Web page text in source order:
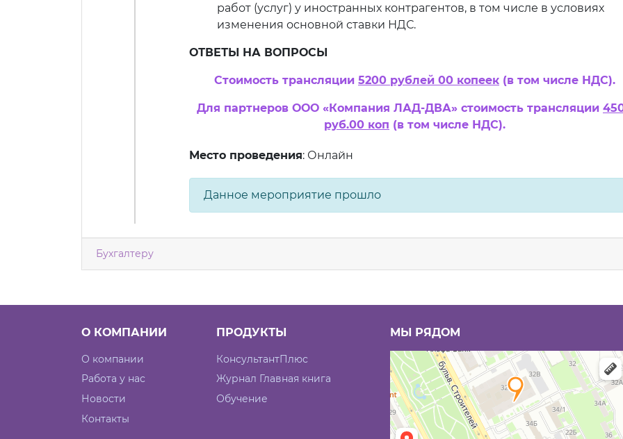
работ (услуг) у иностранных контрагентов, в том числе в условиях
изменения основной ставки НДС.
ОТВЕТЫ НА ВОПРОСЫ
Стоимость трансляции 5200 рублей 00 копеек (в том числе НДС).
Для партнеров ООО «Компания ЛАД-ДВА» стоимость трансляции
руб.00 коп (в том числе НДС).
Место проведения: Онлайн
Данное мероприятие прошло
Бухгалтеру
О КОМПАНИИ
О компании
Работа у нас
Новости
Контакты
ПРОДУКТЫ
КонсультантПлюс
Журнал Главная книга
Обучение
МЫ РЯДОМ